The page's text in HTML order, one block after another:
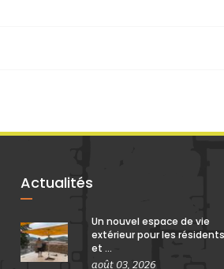
Actualités
Un nouvel espace de vie
extérieur pour les résidents
et ...
août 03, 2026